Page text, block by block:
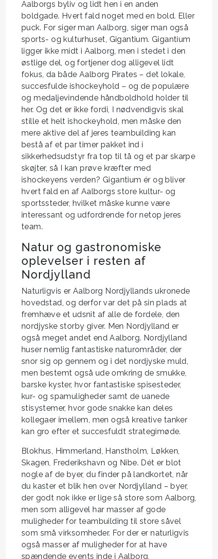
Aalborgs byliv og lidt hen i en anden
boldgade. Hvert fald noget med en bold. Eller
puck. For siger man Aalborg, siger man også
sports- og kulturhuset, Gigantium. Gigantium
ligger ikke midt i Aalborg, men i stedet i den
østlige del, og fortjener dog alligevel lidt
fokus, da både Aalborg Pirates – det lokale,
succesfulde ishockeyhold – og de populære
og medaljevindende håndboldhold holder til
her. Og det er ikke fordi, I nødvendigvis skal
stille et helt ishockeyhold, men måske den
mere aktive del af jeres teambuilding kan
bestå af et par timer pakket ind i
sikkerhedsudstyr fra top til tå og et par skarpe
skøjter, så I kan prøve kræfter med
ishockeyens verden? Gigantium ér og bliver
hvert fald en af Aalborgs store kultur- og
sportssteder, hvilket måske kunne være
interessant og udfordrende for netop jeres
team.
Natur og gastronomiske
oplevelser i resten af
Nordjylland
Naturligvis er Aalborg Nordjyllands ukronede
hovedstad, og derfor var det på sin plads at
fremhæve et udsnit af alle de fordele, den
nordjyske storby giver. Men Nordjylland er
også meget andet end Aalborg. Nordjylland
huser nemlig fantastiske naturområder, der
snor sig op gennem og i det nordjyske muld,
men bestemt også ude omkring de smukke,
barske kyster, hvor fantastiske spisesteder,
kur- og spamuligheder samt de uanede
stisystemer, hvor gode snakke kan deles
kollegaer imellem, men også kreative tanker
kan gro efter et succesfuldt strategimøde.
Blokhus, Himmerland, Hanstholm, Løkken,
Skagen, Frederikshavn og Nibe. Dét er blot
nogle af de byer, du finder på landkortet, når
du kaster et blik hen over Nordjylland – byer,
der godt nok ikke er lige så store som Aalborg,
men som alligevel har masser af gode
muligheder for teambuilding til store såvel
som små virksomheder. For der er naturligvis
også masser af muligheder for at have
spændende events inde i Aalborg,